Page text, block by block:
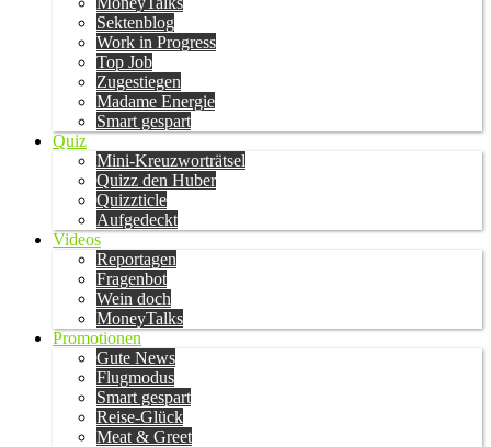
Sektenblog
Work in Progress
Top Job
Zugestiegen
Madame Energie
Smart gespart
Quiz
Mini-Kreuzworträtsel
Quizz den Huber
Quizzticle
Aufgedeckt
Videos
Reportagen
Fragenbot
Wein doch
MoneyTalks
Promotionen
Gute News
Flugmodus
Smart gespart
Reise-Glück
Meat & Greet